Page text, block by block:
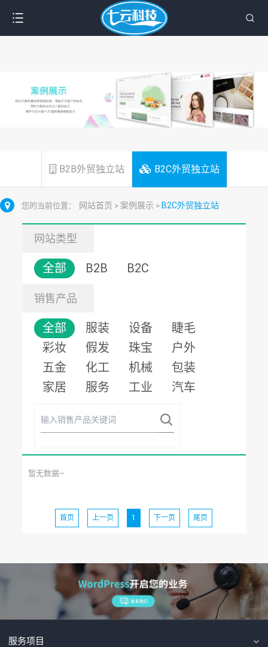
B2B外贸独立站 B2C外贸独立站
您的当前位置： 网站首页 > 案例展示 > B2C外贸独立站
网站类型
全部 B2B B2C
销售产品
全部 服装 设备
睫毛
彩妆
假发 珠宝
户外
五金
化工 机械
包装
家居
服务 工业 汽车
暂无数据~
首页 上一页 1 下一页 尾页
服务项目